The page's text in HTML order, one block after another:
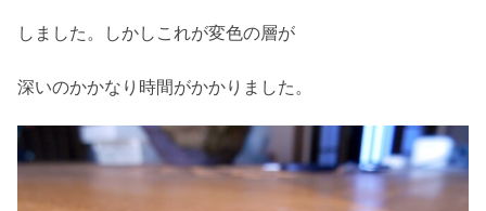
しました。しかしこれが変色の層が
深いのかかなり時間がかかりました。